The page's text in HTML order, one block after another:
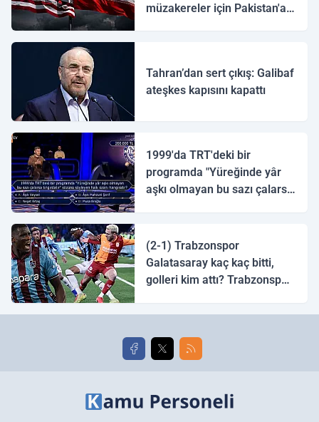
müzakereler için Pakistan'a
Tahran’dan sert çıkış: Galibaf
ateşkes kapısını kapattı
1999'da TRT'deki bir
programda "Yüreğinde yâr
aşkı olmayan bu sazı çalarsa
(2-1) Trabzonspor
Galatasaray kaç kaç bitti,
golleri kim attı? Trabzonspor
golleri!